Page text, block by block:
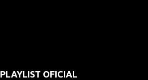
PLAYLIST OFICIAL